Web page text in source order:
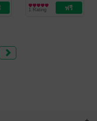
/ I SHOOT FILM
MAGAZINE
นิตยสารผู้ชาย
1 Rating